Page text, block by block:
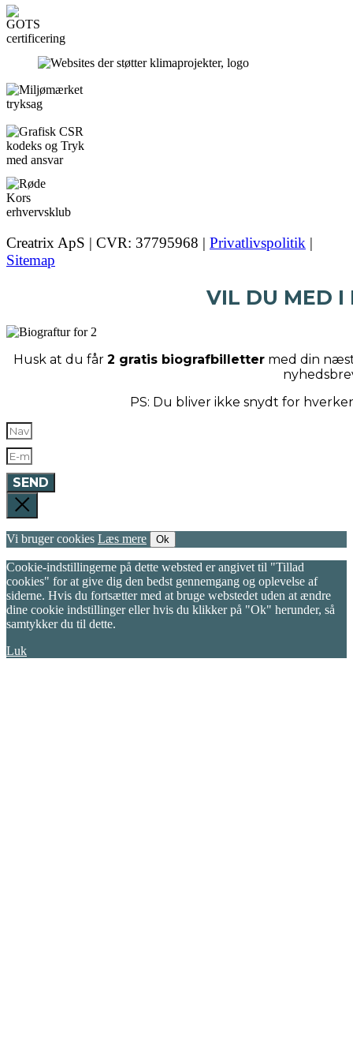
Creatrix ApS | CVR: 37795968 | Privatlivspolitik |
Sitemap
VIL DU MED I
Husk at du får 2 gratis biografbillettermed din
PS: Du bliver ikke snydt for
SEND
Vi bruger cookies Læs mere Ok
Cookie-indstillingerne på dette websted er angivet til "Tillad
cookies" for at give dig den bedst gennemgang og oplevelse af
siderne. Hvis du fortsætter med at bruge webstedet uden at ændre
dine cookie indstillinger eller hvis du klikker på "Ok" herunder, så
samtykker du til dette.
Luk